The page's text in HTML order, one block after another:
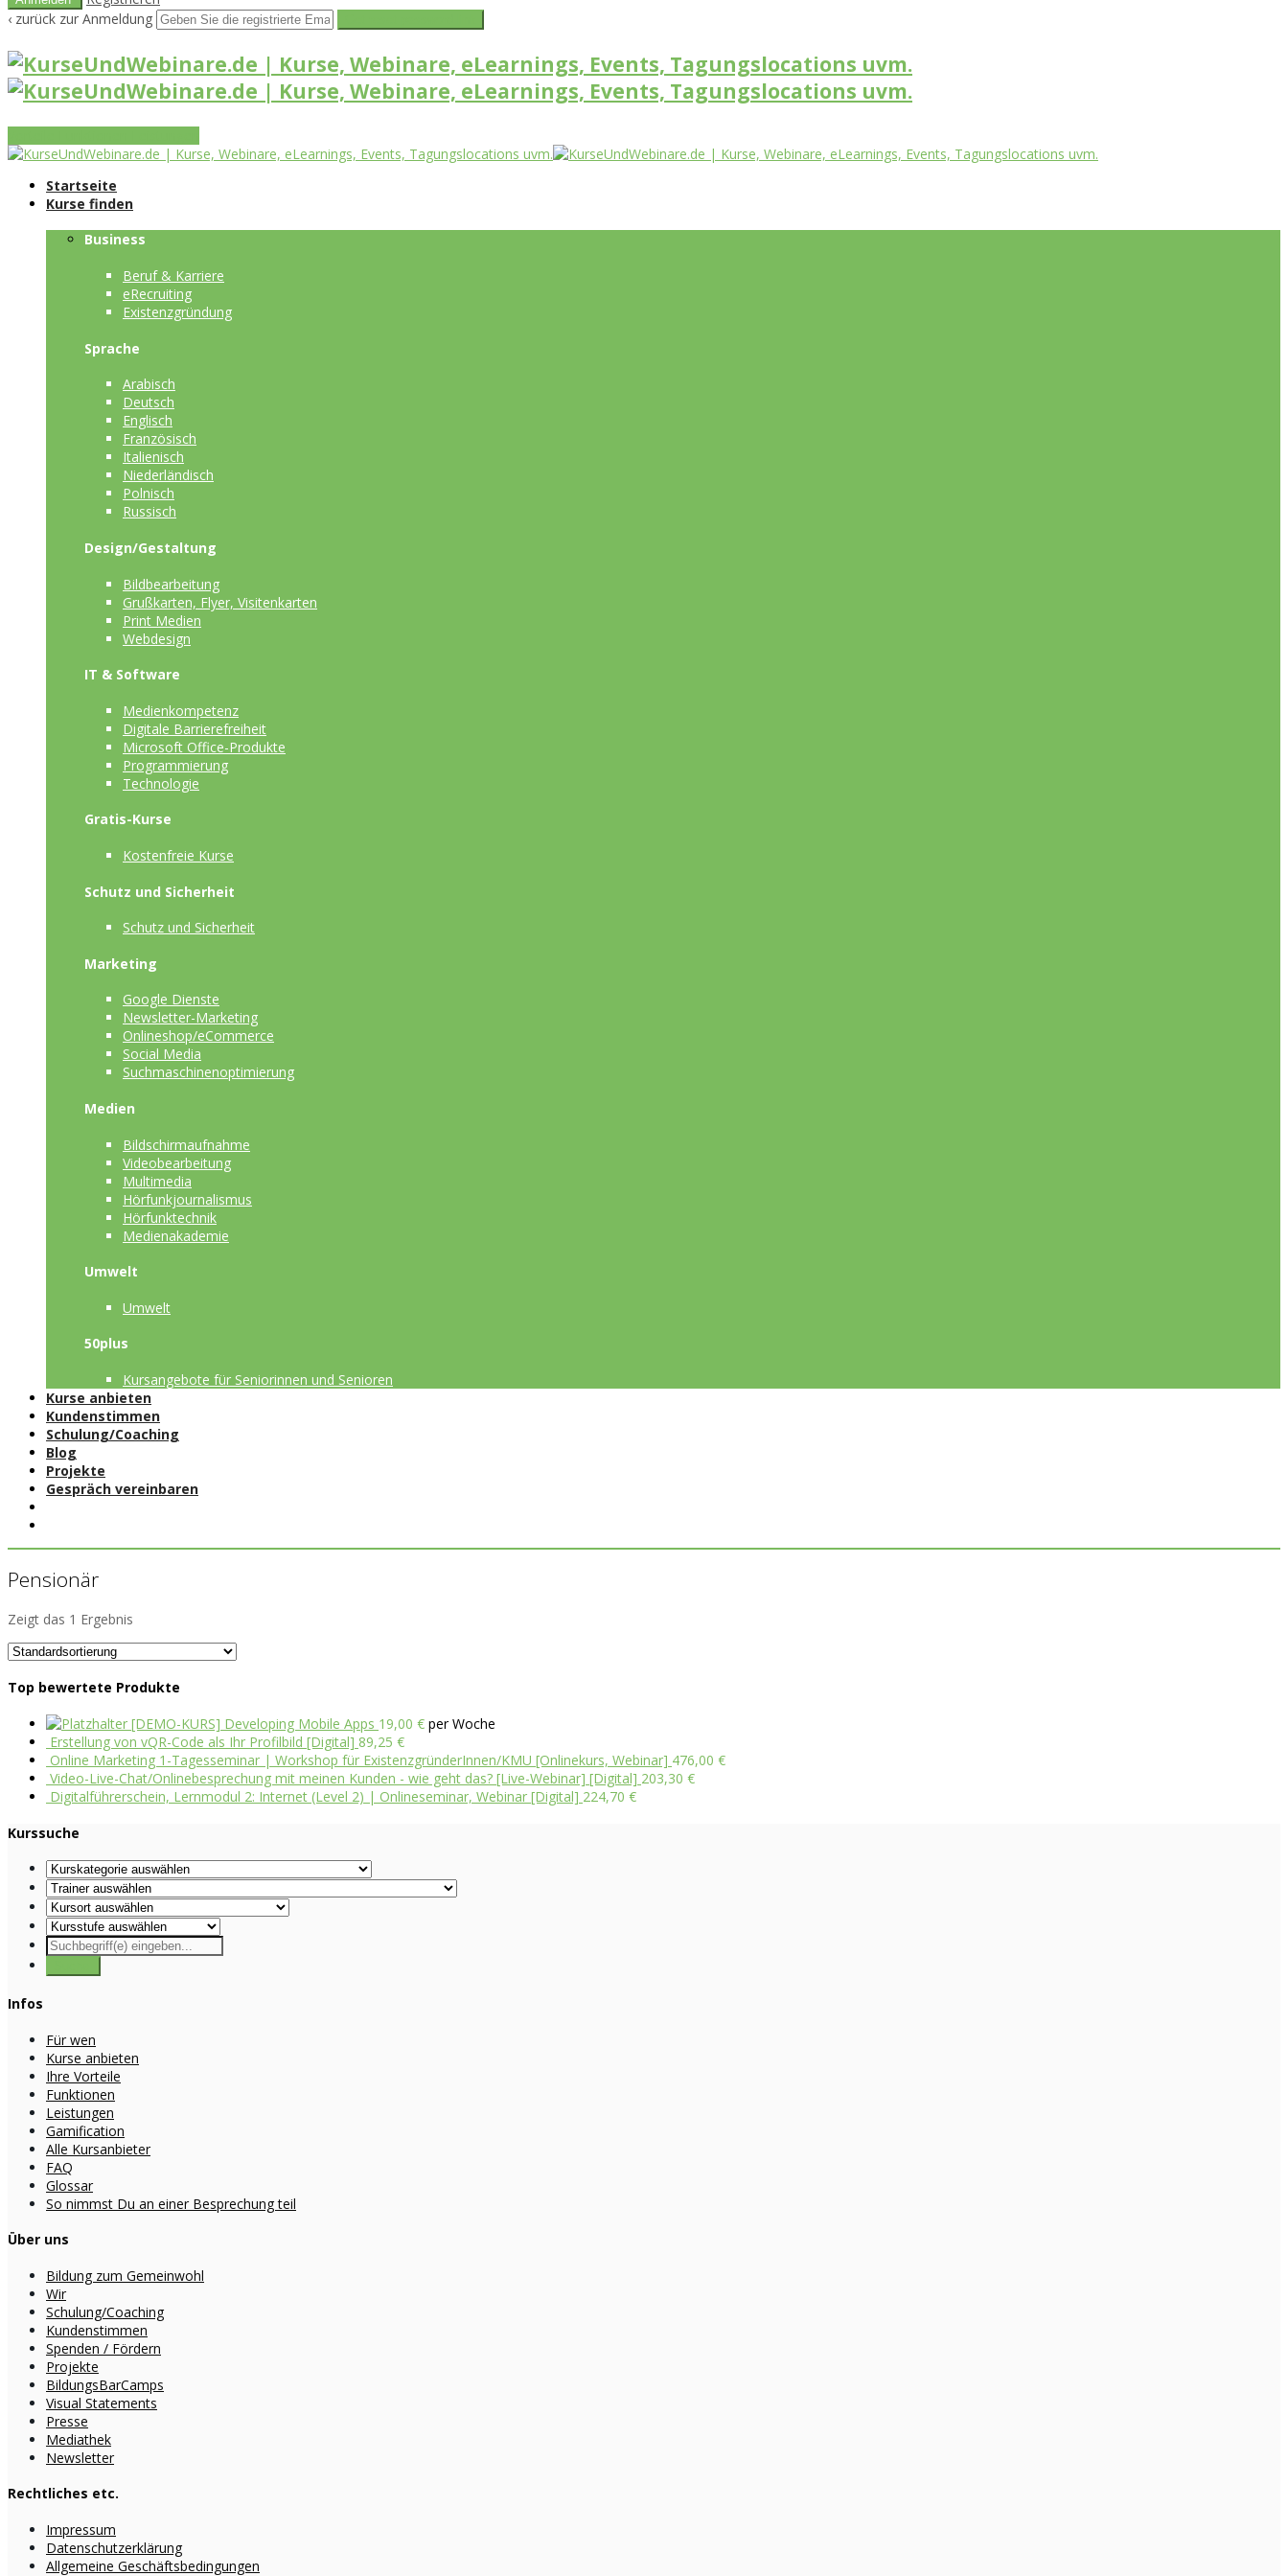
‹ zurück zur Anmeldung
Startseite
Kurse finden
Business
Beruf & Karriere
eRecruiting
Existenzgründung
Sprache
Arabisch
Deutsch
Englisch
Französisch
Italienisch
Niederländisch
Polnisch
Russisch
Design/Gestaltung
Bildbearbeitung
Grußkarten, Flyer, Visitenkarten
Print Medien
Webdesign
IT & Software
Medienkompetenz
Digitale Barrierefreiheit
Microsoft Office-Produkte
Programmierung
Technologie
Gratis-Kurse
Kostenfreie Kurse
Schutz und Sicherheit
Schutz und Sicherheit
Marketing
Google Dienste
Newsletter-Marketing
Onlineshop/eCommerce
Social Media
Suchmaschinenoptimierung
Medien
Bildschirmaufnahme
Videobearbeitung
Multimedia
Hörfunkjournalismus
Hörfunktechnik
Medienakademie
Umwelt
Umwelt
50plus
Kursangebote für Seniorinnen und Senioren
Kurse anbieten
Kundenstimmen
Schulung/Coaching
Blog
Projekte
Gespräch vereinbaren
Pensionär
Zeigt das 1 Ergebnis
Top bewertete Produkte
[DEMO-KURS] Developing Mobile Apps 19,00 € per Woche
Erstellung von vQR-Code als Ihr Profilbild [Digital] 89,25 €
Online Marketing 1-Tagesseminar | Workshop für ExistenzgründerInnen/KMU [Onlinekurs, Webinar] 476,00 €
Video-Live-Chat/Onlinebesprechung mit meinen Kunden - wie geht das? [Live-Webinar] [Digital] 203,30 €
Digitalführerschein, Lernmodul 2: Internet (Level 2) | Onlineseminar, Webinar [Digital] 224,70 €
Kurssuche
Infos
Für wen
Kurse anbieten
Ihre Vorteile
Funktionen
Leistungen
Gamification
Alle Kursanbieter
FAQ
Glossar
So nimmst Du an einer Besprechung teil
Über uns
Bildung zum Gemeinwohl
Wir
Schulung/Coaching
Kundenstimmen
Spenden / Fördern
Projekte
BildungsBarCamps
Visual Statements
Presse
Mediathek
Newsletter
Rechtliches etc.
Impressum
Datenschutzerklärung
Allgemeine Geschäftsbedingungen